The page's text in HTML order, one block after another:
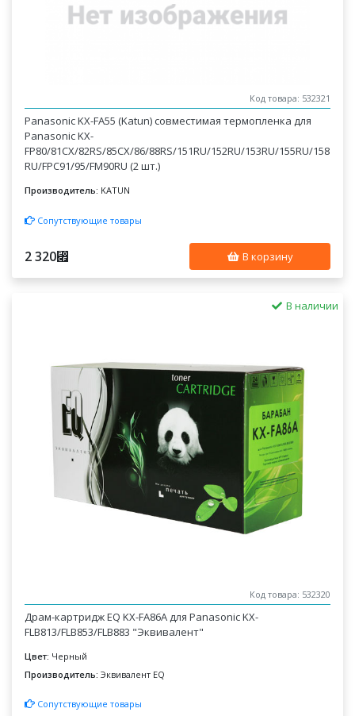
Код товара: 532321
Panasonic KX-FA55 (Katun) совместимая термопленка для
Panasonic KX-
FP80/81CX/82RS/85CX/86/88RS/151RU/152RU/153RU/155RU/158
RU/FPC91/95/FM90RU (2 шт.)
Производитель: KATUN
Сопутствующие товары
2 320⃏ В корзину
В наличии
Код товара: 532320
Драм-картридж EQ KX-FA86A для Panasonic KX-
FLB813/FLB853/FLB883 "Эквивалент"
Цвет: Черный
Производитель: Эквивалент EQ
Сопутствующие товары